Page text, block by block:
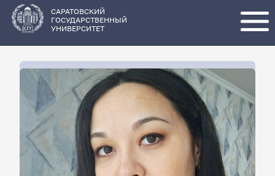
основному
содержанию
САРАТОВСКИЙ
ГОСУДАРСТВЕННЫЙ
УНИВЕРСИТЕТ